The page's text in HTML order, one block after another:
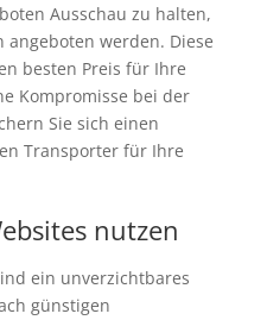
Ausschau zu halten,
werden. Diese
besten Preis für Ihre
Kompromisse bei der
Sie sich einen
Transporter für Ihre
nutzen
ein unverzichtbares
günstigen